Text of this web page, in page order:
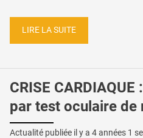
LIRE LA SUITE
CRISE
par test oculaire de
Actualité publiée il y a 4 années 1